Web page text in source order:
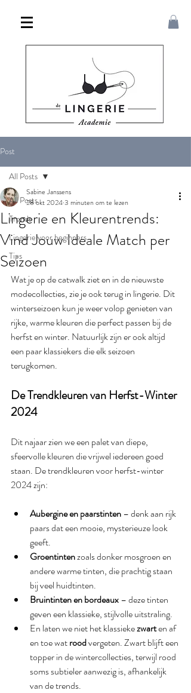
Post
All Posts
Trends
Lingerie voor beginners
Tips
All Posts
Lingerie en Kleurentrends:
Vind Jouw Ideale Match per
Seizoen
Sabine Janssens
28 okt 20243 minuten om te lezen
Wat je op de catwalk ziet en in de nieuwste
modecollecties, zie je ook terug in lingerie. Dit
winterseizoen kun je weer volop genieten van
rijke, warme kleuren die perfect passen bij de
herfst en winter. Natuurlijk zijn er ook altijd
een paar klassiekers die elk seizoen
terugkomen.
De Trendkleuren van Herfst-Winter
2024
Dit najaar zien we een palet van diepe,
sfeervolle kleuren die vrijwel iedereen goed
staan. De trendkleuren voor herfst-winter
2024 zijn:
Aubergine en paarstinten – denk aan rijk
paars dat een mooie, mysterieuze look
geeft.
Groentinten zoals donker mosgroen en
andere warme tinten, die prachtig staan
bij veel huidtinten.
Bruintinten en bordeaux – deze tinten
geven een klassieke, stijlvolle uitstraling.
En laten we niet het klassieke zwart en af
en toe wat rood vergeten. Zwart blijft een
topper in de wintercollecties, terwijl rood
soms subtieler aanwezig is, afhankelijk
van de trends.